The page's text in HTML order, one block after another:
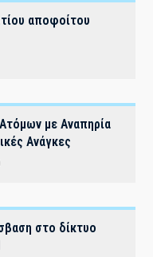
αποφοίτου
με Αναπηρία
Ανάγκες
στο δίκτυο